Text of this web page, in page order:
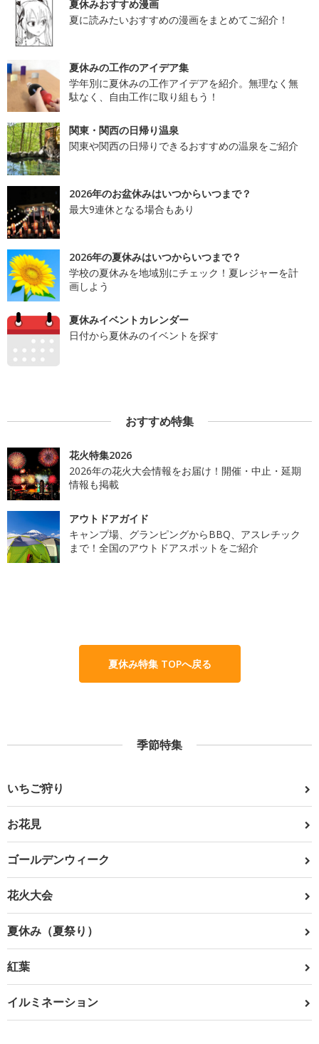
夏休みおすすめ漫画
夏に読みたいおすすめの漫画をまとめてご紹介！
夏休みの工作のアイデア集
学年別に夏休みの工作アイデアを紹介。無理なく無
駄なく、自由工作に取り組もう！
関東・関西の日帰り温泉
関東や関西の日帰りできるおすすめの温泉をご紹介
2026年のお盆休みはいつからいつまで？
最大9連休となる場合もあり
2026年の夏休みはいつからいつまで？
学校の夏休みを地域別にチェック！夏レジャーを計
画しよう
夏休みイベントカレンダー
日付から夏休みのイベントを探す
おすすめ特集
花火特集2026
2026年の花火大会情報をお届け！開催・中止・延期
情報も掲載
アウトドアガイド
キャンプ場、グランピングからBBQ、アスレチック
まで！全国のアウトドアスポットをご紹介
夏休み特集 TOPへ戻る
季節特集
いちご狩り
お花見
ゴールデンウィーク
花火大会
夏休み（夏祭り）
紅葉
イルミネーション